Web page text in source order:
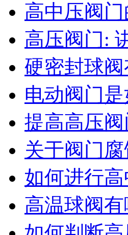
高中压阀
高压阀门:
硬密封球
电动阀门
提高高压
关于阀门
如何进行
高温球阀